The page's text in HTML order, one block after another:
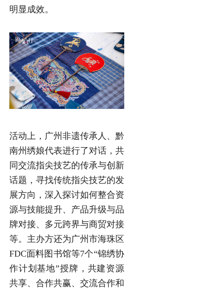
明显成效。
活动上，广州非遗传承人、黔
南州绣娘代表进行了对话，共
同交流指尖技艺的传承与创新
话题，寻找传统指尖技艺的发
展方向，深入探讨如何整合资
源与技能提升、产品升级与品
牌对接、多元跨界与商贸对接
等。主办方还为广州市海珠区
FDC面料图书馆等7个“锦绣协
作计划基地”授牌，共建资源
共享、合作共赢、交流合作和